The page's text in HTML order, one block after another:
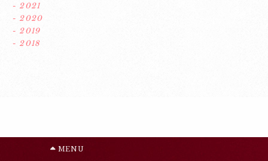
- 2021
- 2020
- 2019
- 2018
MENU